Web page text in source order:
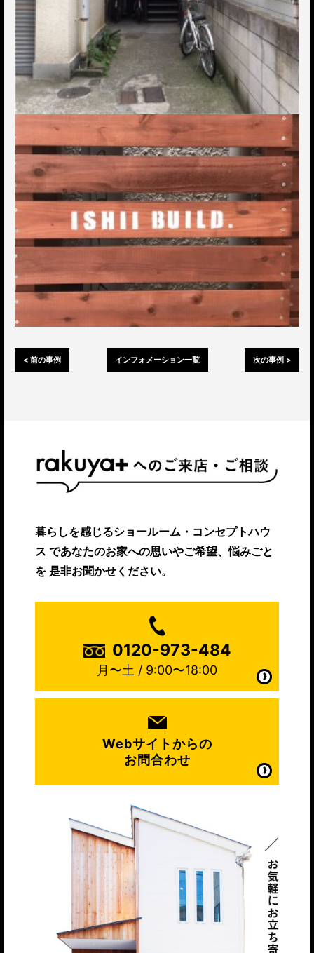
< 前の事例 インフォメーション一覧 次の事例 >
暮らしを感じるショールーム・コンセプトハウ
ス であなたのお家への思いやご希望、悩みごと
を 是非お聞かせください。
0120-973-484
月〜土 / 9:00〜18:00
Webサイトからの
お問合わせ